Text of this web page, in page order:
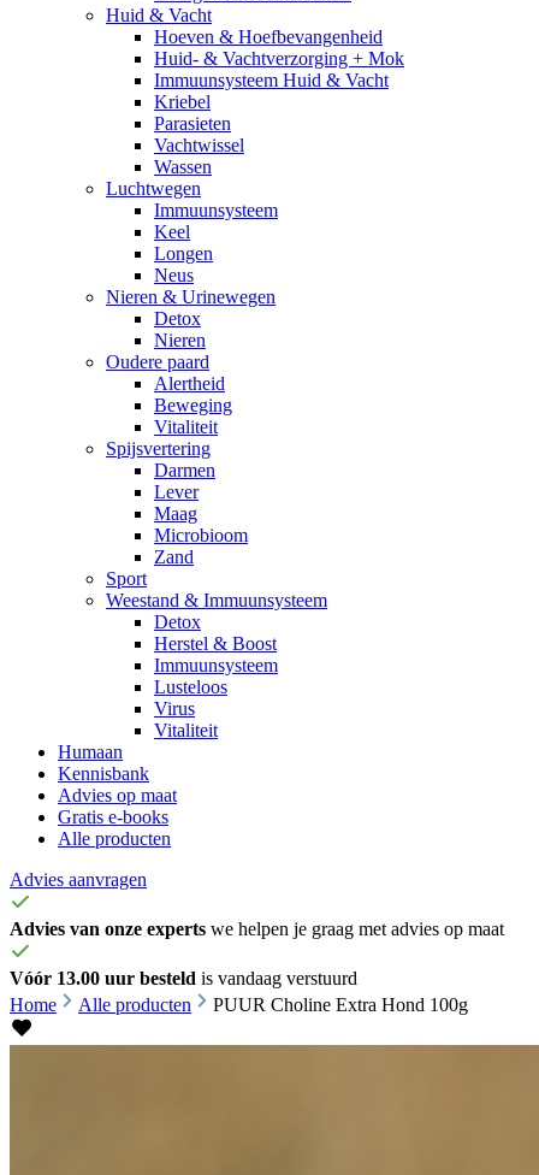
Huid & Vacht
Hoeven & Hoefbevangenheid
Huid- & Vachtverzorging + Mok
Immuunsysteem Huid & Vacht
Kriebel
Parasieten
Vachtwissel
Wassen
Luchtwegen
Immuunsysteem
Keel
Longen
Neus
Nieren & Urinewegen
Detox
Nieren
Oudere paard
Alertheid
Beweging
Vitaliteit
Spijsvertering
Darmen
Lever
Maag
Microbioom
Zand
Sport
Weestand & Immuunsysteem
Detox
Herstel & Boost
Immuunsysteem
Lusteloos
Virus
Vitaliteit
Humaan
Kennisbank
Advies op maat
Gratis e-books
Alle producten
Advies aanvragen
Advies van onze experts we helpen je graag met advies op maat
Vóór 13.00 uur besteld is vandaag verstuurd
Home
Alle producten PUUR Choline Extra Hond 100g